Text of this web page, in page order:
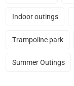
Indoor outings
Trampoline park
Summer Outings